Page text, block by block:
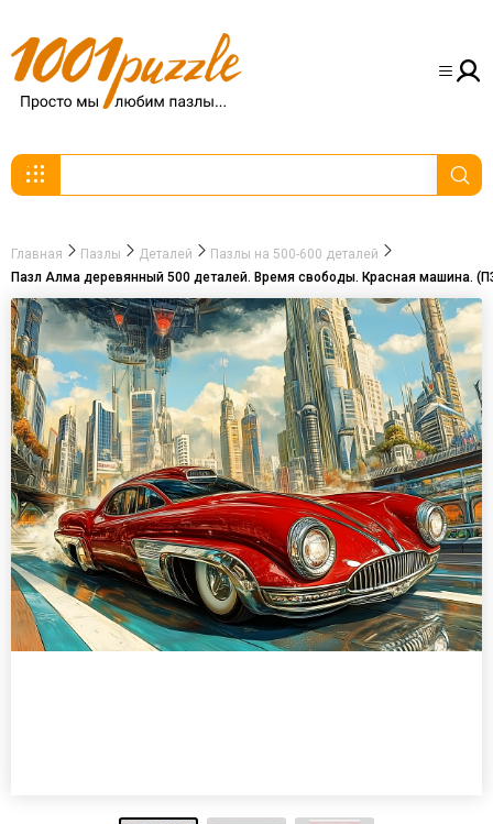
Главная Пазлы Деталей
Пазлы на 500-600 деталей
Пазл Алма деревянный 500 деталей. Время свободы. Красная машина.